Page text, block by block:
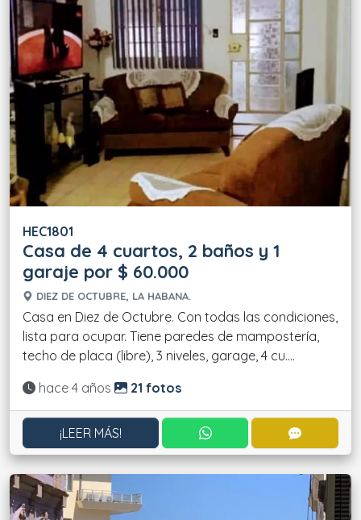
HEC1801
Casa de 4 cuartos, 2 baños y 1
garaje por $ 60.000
DIEZ DE OCTUBRE, LA HABANA.
Casa en Diez de Octubre. Con todas las condiciones,
lista para ocupar. Tiene paredes de mampostería,
techo de placa (libre), 3 niveles, garage, 4 cu....
Actualizado:
hace 4 años 21 fotos
¡LEER MÁS! CONTACTAR POR